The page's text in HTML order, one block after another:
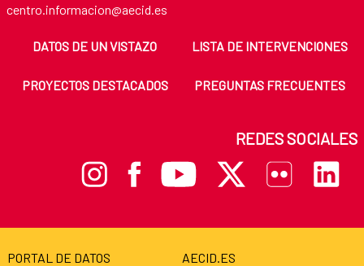
centro.informacion@aecid.es
DATOS DE UN VISTAZO LISTA DE INTERVENCIONES
PROYECTOS DESTACADOS PREGUNTAS FRECUENTES
REDES SOCIALES
PORTAL DE DATOS AECID.ES